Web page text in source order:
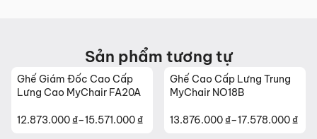
Sản phẩm tương tự
Ghế Giám Đốc Cao Cấp
Lưng Cao MyChair FA20A
12.873.000₫–15.571.000₫
Khoảng
Ghế Cao Cấp Lưng Trung
MyChair NO18B
13.876.000₫–17.578.000₫
Khoảng